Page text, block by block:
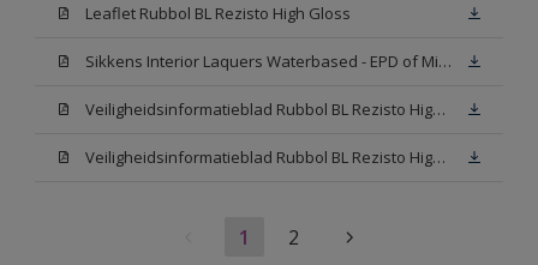
Leaflet Rubbol BL Rezisto High Gloss
Sikkens Interior Laquers Waterbased - EPD of Milieuproductverklaring
Veiligheidsinformatieblad Rubbol BL Rezisto High Gloss N00 (MSDS)
Veiligheidsinformatieblad Rubbol BL Rezisto High Gloss White (MSDS)
1 2